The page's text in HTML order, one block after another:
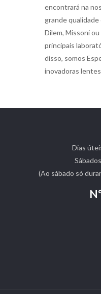
encontrará na
grande qualidade
Dilem, Missoni
principais
disso, somos
inovadoras
Dias
(Ao sábado só